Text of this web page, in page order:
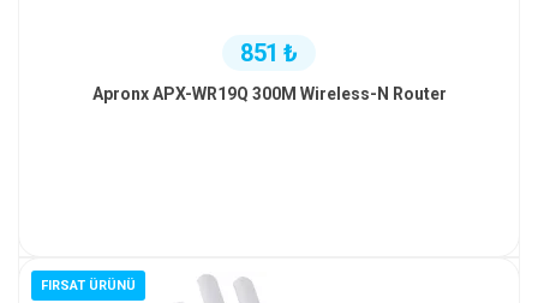
851 ₺
Apronx APX-WR19Q 300M Wireless-N Router
FIRSAT ÜRÜNÜ